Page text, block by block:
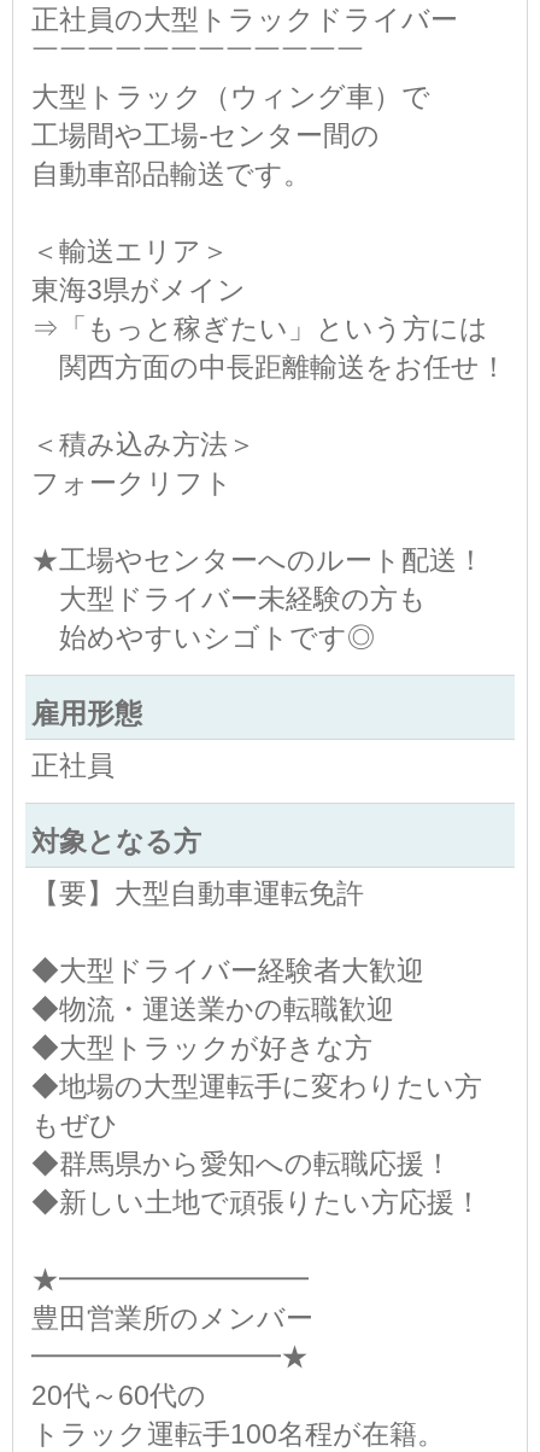
正社員の大型トラックドライバー
￣￣￣￣￣￣￣￣￣￣￣￣
大型トラック（ウィング車）で
工場間や工場-センター間の
自動車部品輸送です。
＜輸送エリア＞
東海3県がメイン
⇒「もっと稼ぎたい」という方には
関西方面の中長距離輸送をお任せ！
＜積み込み方法＞
フォークリフト
★工場やセンターへのルート配送！
大型ドライバー未経験の方も
始めやすいシゴトです◎
雇用形態
正社員
対象となる方
【要】大型自動車運転免許
◆大型ドライバー経験者大歓迎
◆物流・運送業かの転職歓迎
◆大型トラックが好きな方
◆地場の大型運転手に変わりたい方
もぜひ
◆群馬県から愛知への転職応援！
◆新しい土地で頑張りたい方応援！
★━━━━━━━━━
豊田営業所のメンバー
━━━━━━━━━★
20代～60代の
トラック運転手100名程が在籍。